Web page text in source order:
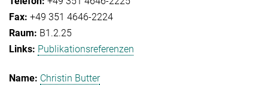
+49 351 4646-2224
B1.2.25
Publikationsreferenzen
Christin Butter